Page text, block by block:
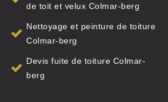
de toit et velux Colmar-berg
Nettoyage et peinture de toiture
Colmar-berg
Devis fuite de toiture Colmar-
berg